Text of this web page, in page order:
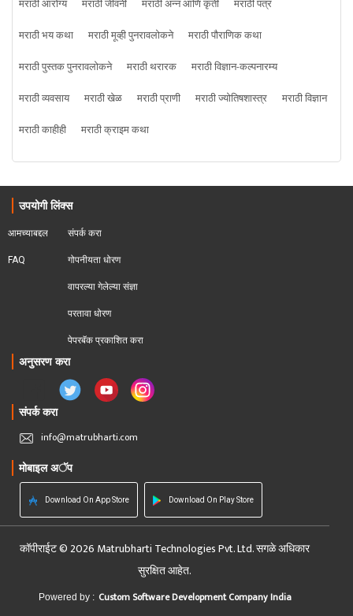
मराठी आरोग्य
मराठी जीवनी मराठी अन्न आणि कृती
मराठी पत्र
मराठी भय कथा
मराठी मूव्ही पुनरावलोकने
मराठी पौराणिक कथा
मराठी पुस्तक पुनरावलोकने
मराठी थरारक
मराठी विज्ञान-कल्पनारम्य
मराठी व्यवसाय
मराठी खेळ मराठी प्राणी मराठी ज्योतिषशास्त्र
मराठी विज्ञान
मराठी काहीही
मराठी क्राइम कथा
उपयोगी लिंक्स
आमच्याबद्दल
FAQ
संपर्क करा
गोपनीयता धोरण
वापरल्या गेलेल्या संज्ञा
परतावा धोरण
पेपरबॅक प्रकाशित करा
अनुसरण करा
संपर्क करा
info@matrubharti.com
मोबाइल अॅप
Download On App Store Download On Play Store
कॉपीराईट © 2026 Matrubharti Technologies Pvt. Ltd. सगळे अधिकार
सुरक्षित आहेत.
Powered by : Custom Software Development Company India